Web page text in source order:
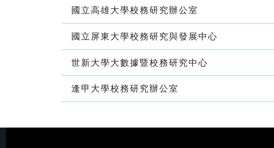
國立高雄大學校務研究辦公室
國立屏東大學校務研究與發展中心
世新大學大數據暨校務研究中心
逢甲大學校務研究辦公室